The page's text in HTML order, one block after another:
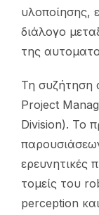
υλοποίησης,
διάλογο
της
Τη συζήτηση
Project
Division). Το
ερευνητικές
τομείς του
perception